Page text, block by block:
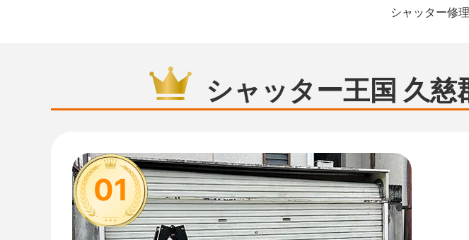
シャッター修
シャッター王国 久慈
01